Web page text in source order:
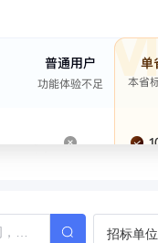
招标单位